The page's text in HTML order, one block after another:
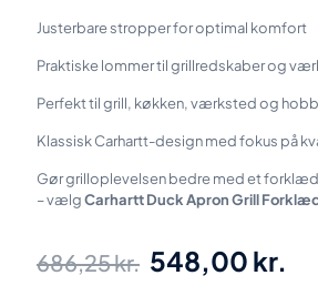
Justerbare stropper for optimal komfort
Praktiske lommer til grillredskaber og
Perfekt til grill, køkken, værksted og
Klassisk Carhartt-design med fokus på
Gør grilloplevelsen bedre med et
– vælgCarhartt Duck Apron Grill
686,25kr. Den
548,00 kr.